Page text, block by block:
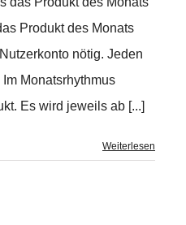
Produkt des Monats
nötig. Jeden
Monatsrhythmus
Es wird jeweils ab [...]
Weiterlesen